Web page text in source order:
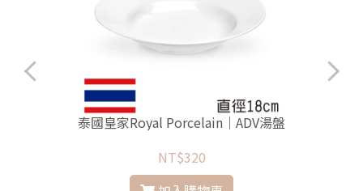
泰國皇家Royal Porcelain｜ADV湯盤
NT$320